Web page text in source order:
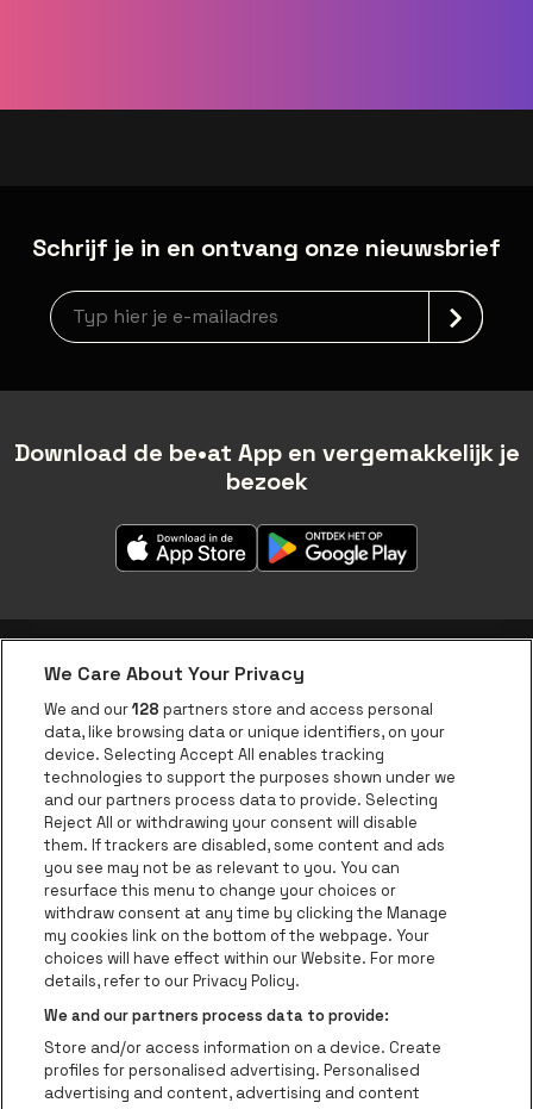
Schrijf je in en ontvang onze nieuwsbrief
Nieuwsbrief aanmelding
Download de be•at App en vergemakkelijk je
bezoek
be•at app
be•at Corporate
be•at Business
Groepen
Helpcenter
Contact
Instagram
Facebook
Threads
TiktokYoutube
Be•at Tickets is een deel van be•at
be•at Tickets
Schijnpoortweg 119, 2170 Antwerpen
Be-At Venues
Schijnpoortweg 119, 2170 Antwerpen
We Care About Your Privacy
We and our128 partners store and access personal
data, like browsing data or unique identifiers, on your
device. Selecting Accept All enables tracking
technologies to support the purposes shown under we
and our partners process data to provide. Selecting
Reject All or withdrawing your consent will disable
them. If trackers are disabled, some content and ads
you see may not be as relevant to you. You can
resurface this menu to change your choices or
withdraw consent at any time by clicking the Manage
my cookies link on the bottom of the webpage. Your
choices will have effect within our Website. For more
details, refer to our Privacy Policy.
We and our partners process data to provide:
Store and/or access information on a device. Create
profiles for personalised advertising. Personalised
advertising and content, advertising and content